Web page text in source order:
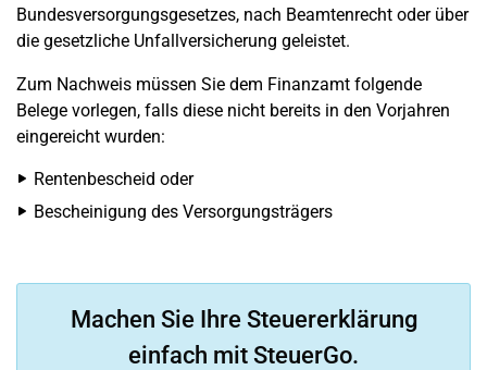
Bundesversorgungsgesetzes, nach Beamtenrecht oder über
die gesetzliche Unfallversicherung geleistet.
Zum Nachweis müssen Sie dem Finanzamt folgende
Belege vorlegen, falls diese nicht bereits in den Vorjahren
eingereicht wurden:
Rentenbescheid oder
Bescheinigung des Versorgungsträgers
Machen Sie Ihre Steuererklärung
einfach mit SteuerGo.